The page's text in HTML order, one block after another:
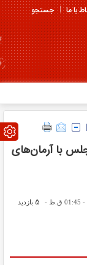
با ما جستجو
با آرمان‌های
5 بازدید